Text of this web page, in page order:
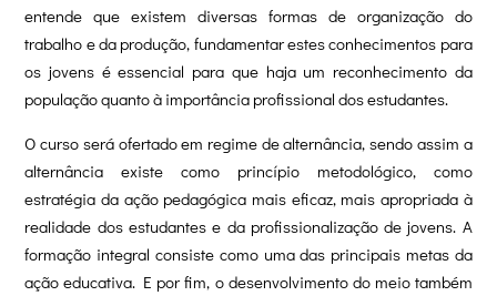
entende que existem diversas formas de organização do
trabalho e da produção, fundamentar estes conhecimentos para
os jovens é essencial para que haja um reconhecimento da
população quanto à importância profissional dos estudantes.
O curso será ofertado em regime de alternância, sendo assim a
alternância existe como princípio metodológico, como
estratégia da ação pedagógica mais eficaz, mais apropriada à
realidade dos estudantes e da profissionalização de jovens. A
formação integral consiste como uma das principais metas da
ação educativa. E por fim, o desenvolvimento do meio também